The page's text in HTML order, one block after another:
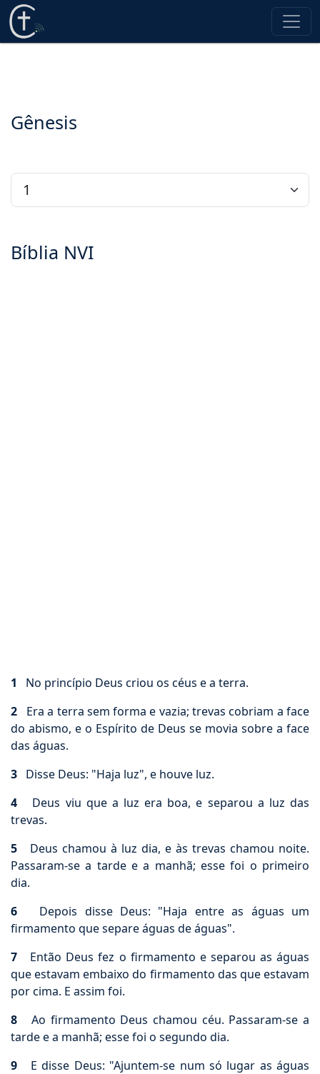
Gênesis
Bíblia NVI
1 No princípio Deus criou os céus e a terra.
2 Era a terra sem forma e vazia; trevas cobriam a face
do abismo, e o Espírito de Deus se movia sobre a face
das águas.
3 Disse Deus: "Haja luz", e houve luz.
4 Deus viu que a luz era boa, e separou a luz das
trevas.
5 Deus chamou à luz dia, e às trevas chamou noite.
Passaram-se a tarde e a manhã; esse foi o primeiro
dia.
6 Depois disse Deus: "Haja entre as águas um
firmamento que separe águas de águas".
7 Então Deus fez o firmamento e separou as águas
que estavam embaixo do firmamento das que estavam
por cima. E assim foi.
8 Ao firmamento Deus chamou céu. Passaram-se a
tarde e a manhã; esse foi o segundo dia.
9 E disse Deus: "Ajuntem-se num só lugar as águas